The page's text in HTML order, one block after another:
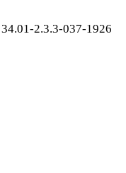
2.3.3-037-1926